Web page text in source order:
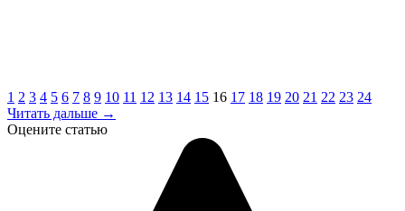
1 2 3 4 5 6 7 8 9 10 11 12 13 14 15 16 17 18 19 20 21 22 23 24
Читать дальше →
Оцените статью